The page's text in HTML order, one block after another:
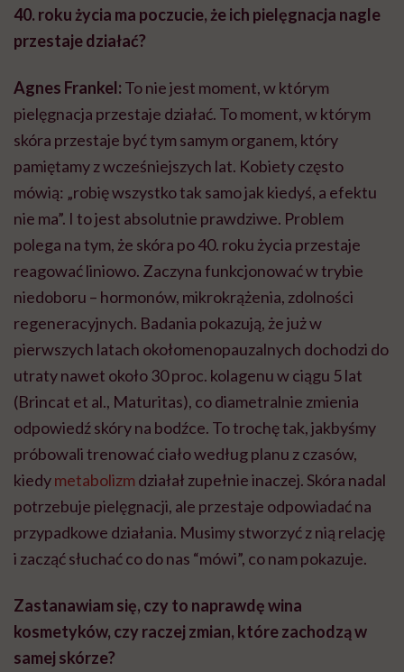
40. roku życia ma poczucie, że ich pielęgnacja nagle
przestaje działać?
Agnes Frankel: To nie jest moment, w którym
pielęgnacja przestaje działać. To moment, w którym
skóra przestaje być tym samym organem, który
pamiętamy z wcześniejszych lat. Kobiety często
mówią: „robię wszystko tak samo jak kiedyś, a efektu
nie ma”. I to jest absolutnie prawdziwe. Problem
polega na tym, że skóra po 40. roku życia przestaje
reagować liniowo. Zaczyna funkcjonować w trybie
niedoboru – hormonów, mikrokrążenia, zdolności
regeneracyjnych. Badania pokazują, że już w
pierwszych latach okołomenopauzalnych dochodzi do
utraty nawet około 30 proc. kolagenu w ciągu 5 lat
(Brincat et al., Maturitas), co diametralnie zmienia
odpowiedź skóry na bodźce. To trochę tak, jakbyśmy
próbowali trenować ciało według planu z czasów,
kiedymetabolizm działał zupełnie inaczej. Skóra nadal
potrzebuje pielęgnacji, ale przestaje odpowiadać na
przypadkowe działania. Musimy stworzyć z nią relację
i zacząć słuchać co do nas “mówi”, co nam pokazuje.
Zastanawiam się, czy to naprawdę wina
kosmetyków, czy raczej zmian, które zachodzą w
samej skórze?